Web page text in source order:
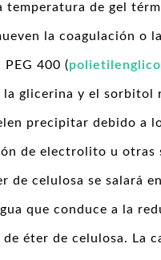
de gel
la coagulación o
400 (polietilenglicol
la glicerina y el sorbitol
precipitar debido a
de electrolito u otras
de celulosa se salará
que conduce a la
éter de celulosa. La